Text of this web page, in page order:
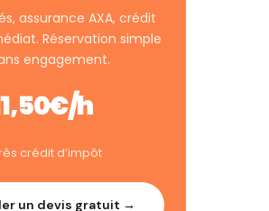
assurance AXA, crédit
Réservation simple
engagement.
h
crédit d’impôt
un devis gratuit →